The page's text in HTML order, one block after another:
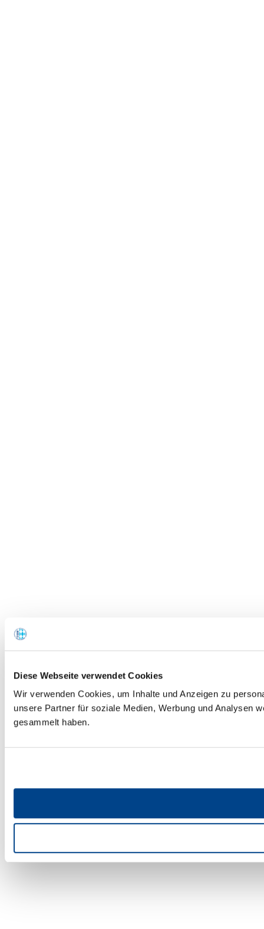
Diese Webseite verwendet Cookies
Wir verwenden Cookies, um Inhalte und Anzeigen zu
unsere Partner für soziale Medien, Werbung und Analysen
gesammelt haben.